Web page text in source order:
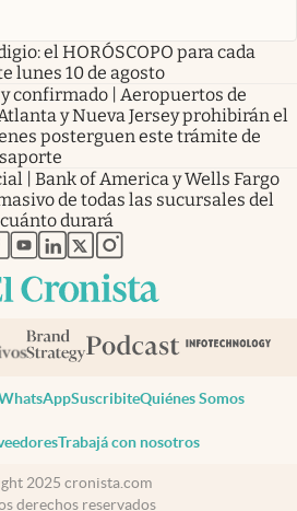
el HORÓSCOPO para cada
lunes 10 de agosto
confirmado | Aeropuertos de
y Nueva Jersey prohibirán el
posterguen este trámite de
| Bank of America y Wells Fargo
de todas las sucursales del
durará
abre en nueva pestaña
abre en nueva pestaña
abre en nueva pestaña
abre en nueva pestaña
abre en nueva pestaña
SuscribiteQuiénes Somos
Trabajá con nosotros
2025 cronista.com
derechos reservados